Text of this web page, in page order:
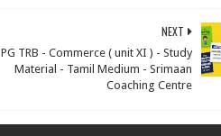
NEXT
PG TRB - Commerce ( unit XI ) - Study
Material - Tamil Medium - Srimaan
Coaching Centre